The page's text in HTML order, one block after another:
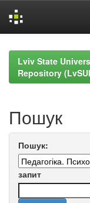
navigationLviv State
Repository
Пошук
Пошук:
запит